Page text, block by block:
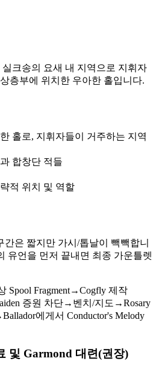
크송의 요새 내 지역으로 지휘자
층부에 위치한 우아한 홀입니다.
홀로, 지휘자들이 거주하는 지역
합창단 적들
적 위치 및 역할
간은 짧지만 가시/톱날이 빽빽합니
유언을 먼저 끝내면 최종 가운틀렛
Spool Fragment→Cogfly 제작
증원 차단→벤치/지도→Rosary
에게서 Conductor's Melody
및 Garmond 대련(권장)